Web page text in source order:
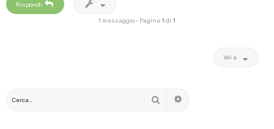
Rispondi
1 messaggio • Pagina 1 di 1
Vai a
Cerca